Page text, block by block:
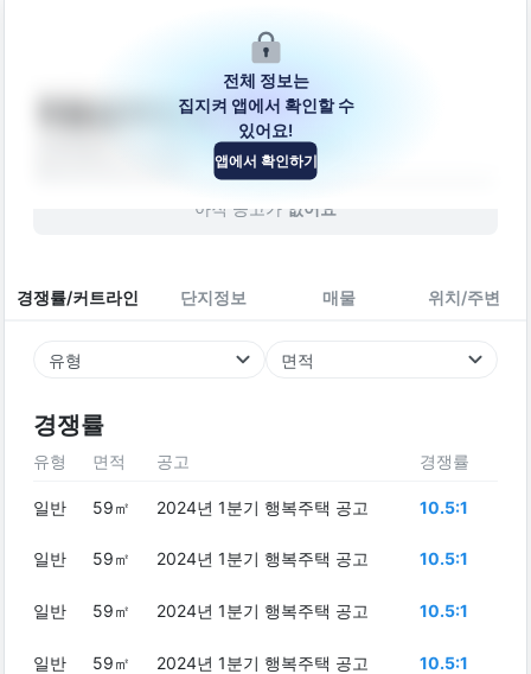
뒷들길30번길 10
강원특별자치도 춘천시 뒷들길30번길 10
아직 공고가 없어요
경쟁률/커트라인 단지정보 매물 위치/주변
유형 면적
경쟁률
전체 정보는
집지켜 앱에서 확인할 수
있어요!
앱에서 확인하기
유형 면적 공고 경쟁률
일반 59㎡ 2024년 1분기 행복주택 공고 10.5:1
일반 59㎡ 2024년 1분기 행복주택 공고 10.5:1
일반 59㎡ 2024년 1분기 행복주택 공고 10.5:1
일반 59㎡ 2024년 1분기 행복주택 공고 10.5:1